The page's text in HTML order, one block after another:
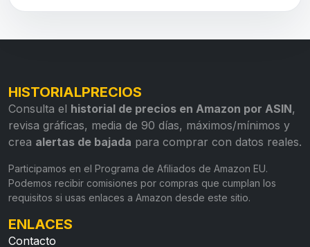
HISTORIALPRECIOS
Consulta el historial de precios en Amazon por ASIN,
revisa gráficas, media de 90 días, máximos/mínimos y
crea alertas de bajada para comprar con datos reales.
Participamos en el Programa de Afiliados de Amazon EU.
Podemos recibir comisiones por compras que cumplan los
requisitos si usas enlaces a Amazon desde este sitio.
ENLACES
Contacto